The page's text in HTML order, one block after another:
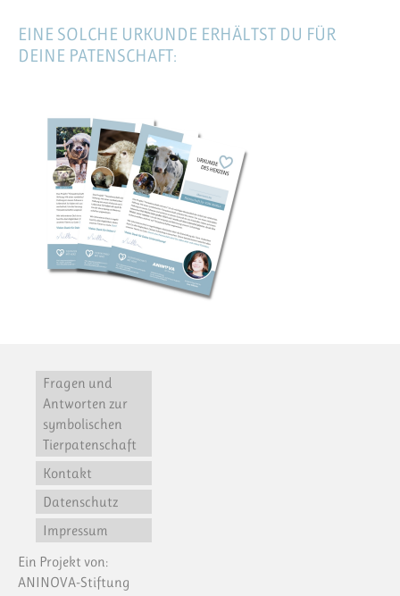
EINE SOLCHE URKUNDE ERHÄLTST DU FÜR
DEINE PATENSCHAFT:
Fragen und
Antworten zur
symbolischen
Tierpatenschaft
Kontakt
Datenschutz
Impressum
Ein Projekt von:
ANINOVA-Stiftung